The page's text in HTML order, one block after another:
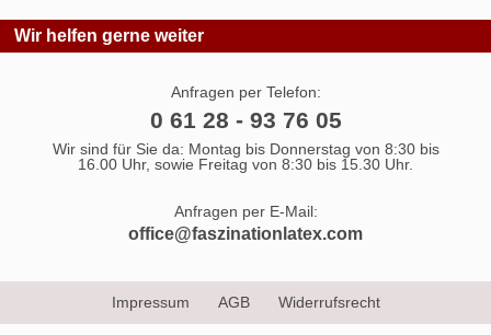
Wir helfen gerne weiter
Anfragen per Telefon:
0 61 28 - 93 76 05
Wir sind für Sie da: Montag bis Donnerstag von 8:30 bis
16.00 Uhr, sowie Freitag von 8:30 bis 15.30 Uhr.
Anfragen per E-Mail:
office@faszinationlatex.com
Impressum AGB Widerrufsrecht